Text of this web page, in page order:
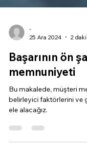
2
Başarının ön
memnuniyeti
Bu makalede, müşteri
belirleyici faktörlerini ve
ele alacağız.